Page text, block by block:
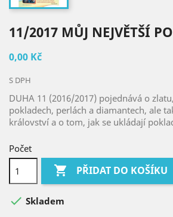
11/2017 MŮJ NEJVĚTŠÍ
0,00 Kč
S DPH
DUHA 11 (2016/2017) pojednává o
pokladech, perlách a diamantech, ale
království a o tom, jak se ukládají
Počet
 PŘIDAT DO KOŠÍKU
 Skladem